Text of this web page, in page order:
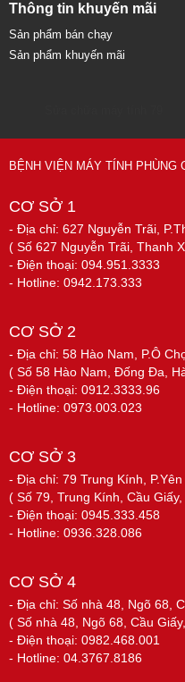
Thông tin khuyến mãi
Sản phẩm bán chạy
Sản phẩm khuyến mãi
BỆNH VIỆN MÁY TÍNH PHÙNG
CƠ SỞ 1
- Địa chỉ: 627 Nguyễn Trãi,
( Số 627 Nguyễn Trãi, Thanh
- Điện thoại: 094.951.3333
- Hotline: 0942.173.333
CƠ SỞ 2
- Địa chỉ: 58 Hào Nam, P.Ô
( Số 58 Hào Nam, Đống Đa,
- Điện thoại: 0912.3333.96
- Hotline: 0973.003.023
CƠ SỞ 3
- Địa chỉ: 79 Trung Kính, P.Yên
( Số 79, Trung Kính, Cầu Giấy,
- Điện thoại: 0945.333.458
- Hotline: 0936.328.086
CƠ SỞ 4
- Địa chỉ: Số nhà 48, Ngõ 68,
( Số nhà 48, Ngõ 68, Cầu
- Điện thoại: 0982.468.001
- Hotline: 04.3767.8186